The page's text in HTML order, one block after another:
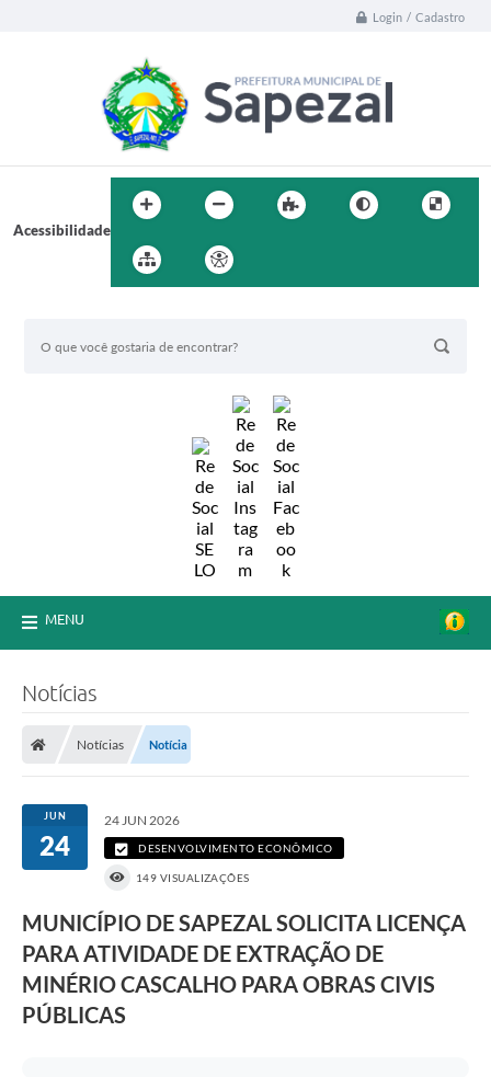
Login / Cadastro
Acessibilidade
MENU
Notícias
Notícias Notícia
JUN
24
24 JUN 2026
DESENVOLVIMENTO ECONÔMICO
149 VISUALIZAÇÕES
MUNICÍPIO DE SAPEZAL SOLICITA LICENÇA
PARA ATIVIDADE DE EXTRAÇÃO DE
MINÉRIO CASCALHO PARA OBRAS CIVIS
PÚBLICAS